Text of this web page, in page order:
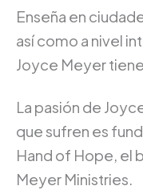
Enseña en
así como a nivel
Joyce Meyer
La pasión de
que sufren es
Hand of Hope, el
Meyer Ministries.